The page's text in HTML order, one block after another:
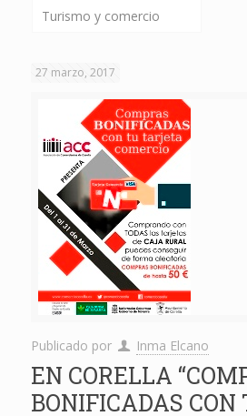
Turismo y comercio
27 marzo, 2017
Publicado por Inma Elcano
EN CORELLA
BONIFICADAS CON